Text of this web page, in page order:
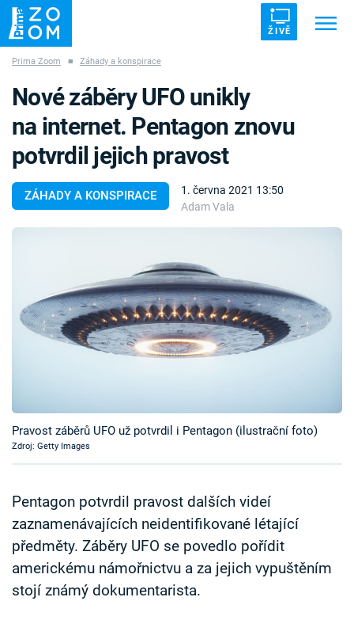
ŽIVĚ
ZÁHADY VETŘELCI DÁVNOVĚKU
Témata
Pořady
TV Program
Sledujte prima+
Prima Zoom ■ Záhady a konspirace
ZÁHADY A KONSPIRACE
1. června 2021 13:50
Adam Vala
Nové záběry UFO unikly
na internet. Pentagon znovu
potvrdil jejich pravost
Pravost záběrů UFO už potvrdil i Pentagon (ilustrační foto)
Zdroj: Getty Images
Pentagon potvrdil pravost dalších videí
zaznamenávajících neidentifikované létající
předměty. Záběry UFO se povedlo pořídit
americkému námořnictvu a za jejich vypuštěním
stojí známý dokumentarista.